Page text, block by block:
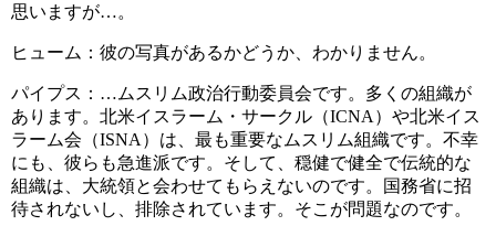
思いますが…。
ヒューム：彼の写真があるかどうか、わかりません。
パイプス：…ムスリム政治行動委員会です。多くの組織が
あります。北米イスラーム・サークル（ICNA）や北米イス
ラーム会（ISNA）は、最も重要なムスリム組織です。不幸
にも、彼らも急進派です。そして、穏健で健全で伝統的な
組織は、大統領と会わせてもらえないのです。国務省に招
待されないし、排除されています。そこが問題なのです。